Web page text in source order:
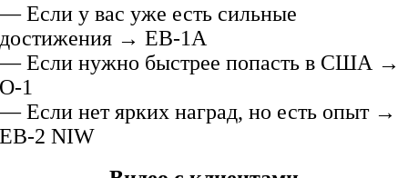
— Если у вас уже есть сильные
достижения → EB-1A
— Если нужно быстрее попасть в США →
O-1
— Если нет ярких наград, но есть опыт →
EB-2 NIW